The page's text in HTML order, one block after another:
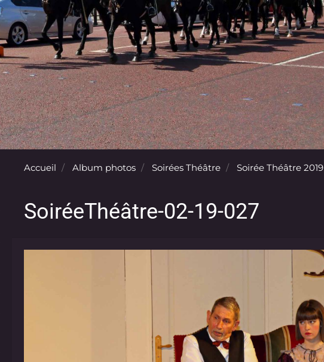
Accueil Album photos Soirées Théâtre Soirée Théâtre 2019
SoiréeThéâtre-02-19-027